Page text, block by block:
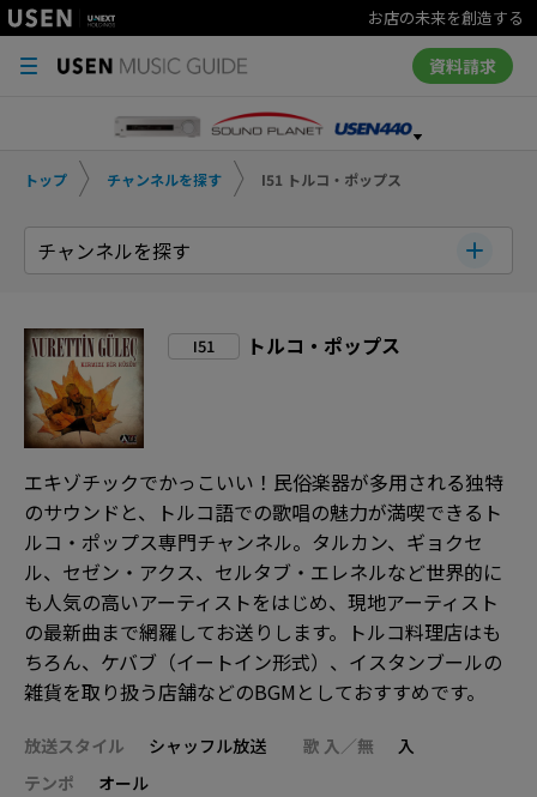
お店の未来を創造する
資料請求
トップ チャンネルを探す I51 トルコ・ポップス
チャンネルを探す
I51 トルコ・ポップス
エキゾチックでかっこいい！民俗楽器が多用される独特
のサウンドと、トルコ語での歌唱の魅力が満喫できるト
ルコ・ポップス専門チャンネル。タルカン、ギョクセ
ル、セゼン・アクス、セルタブ・エレネルなど世界的に
も人気の高いアーティストをはじめ、現地アーティスト
の最新曲まで網羅してお送りします。トルコ料理店はも
ちろん、ケバブ（イートイン形式）、イスタンブールの
雑貨を取り扱う店舗などのBGMとしておすすめです。
放送スタイル シャッフル放送 歌 入／無
入
テンポ
オール